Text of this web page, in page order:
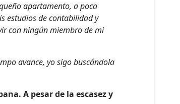
apartamento, a poca
estudios de contabilidad y
con ningún miembro de mi
avance, yo sigo buscándola
A pesar de la escasez y